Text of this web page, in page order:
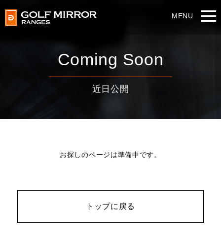
Coming Soon
近日公開
お探しのページは準備中です。
トップに戻る